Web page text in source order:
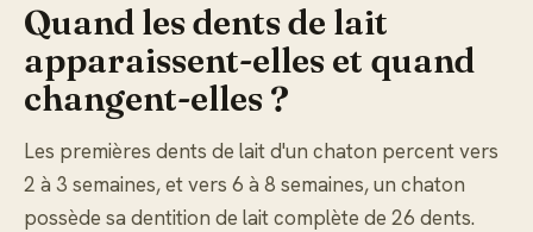
Quand les dents de lait
apparaissent-elles et quand
changent-elles ?
Les premières dents de lait d'un chaton percent vers
2 à 3 semaines, et vers 6 à 8 semaines, un chaton
possède sa dentition de lait complète de 26 dents.